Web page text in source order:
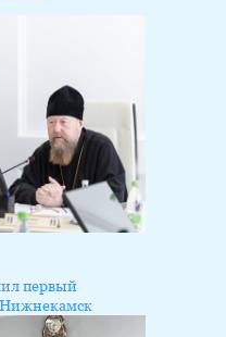
первый
Нижнекамск